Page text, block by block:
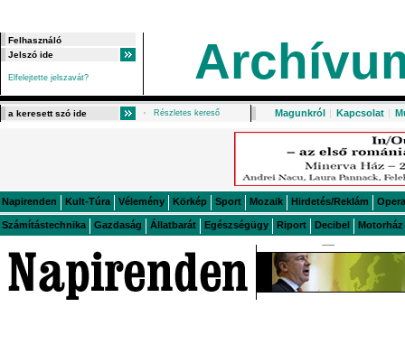
Elfelejtette jelszavát?
Részletes kereső Magunkról | Kapcsolat |
Napirenden Kult-Túra Vélemény Körkép Sport Mozaik Hirdetés/Reklám Opera
Számítástechnika Gazdaság Állatbarát Egészségügy Riport Decibel Motorház